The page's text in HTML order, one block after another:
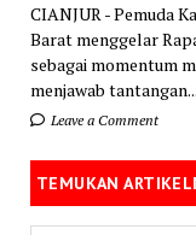
CIANJUR - Pemuda
Barat menggelar
sebagai momentum
menjawab tantangan...
Leave a Comment
TEMUKAN